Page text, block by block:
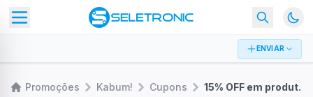
ENVIAR
Promoções Kabum! Cupons 15% OFF em produtos selecionados na Kabum